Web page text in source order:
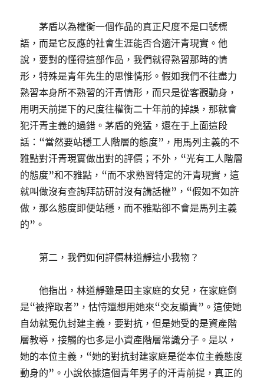
茅盾以為權衡一個作品的真正尺度不是口號標
語，而是它反應的社會生涯能否合適汗青現實。他
說，要對的懂得這部作品，我們就得熟習那時的情
形，特殊是青年先生的思惟情形。假如我們不往盡力
熟習本身所不熟習的汗青情形，而只是從客觀動身，
用明天前提下的尺度往權衡二十年前的掉誤，那就會
犯汗青主義的過錯。茅盾的兇猛，還在于上面這段
話：“當然要站穩工人階層的態度”，用馬列主義的不
雅點對汗青現實做出對的評價；不外，“光有工人階層
的態度”和不雅點，“而不求熟習特定的汗青現實，這
就叫做沒有查詢拜訪研討沒有講話權”，“假如不如許
做，那么態度即便站穩，而不雅點卻不會是馬列主義
的”。
第二，我們如何評價林道靜這小我物？
他指出，林道靜雖是田主家庭的女兒，在家庭倒
是“被搾取者”，怙恃還想用她來“交友顯貴”。這使她
自幼就冤仇封建主義，要對抗，但是她受的是資產階
層教導，接觸的也多是小資產階層常識分子。是以，
她的本位主義，“她的對抗封建家庭是從本位主義態度
動身的”。小說依據這個青年男子的汗青前提，真正的